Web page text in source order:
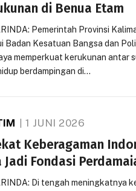
di Benua Etam
Pemerintah Provinsi
Badan Kesatuan Bangsa dan
memperkuat kerukunan antar
berdampingan di…
1 JUNI 2026
Keberagaman
Jadi Fondasi
Di tengah meningkatnya